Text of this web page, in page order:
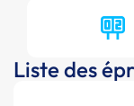
Liste des